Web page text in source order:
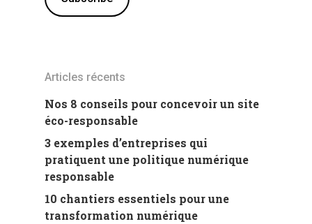
Articles récents
Nos 8 conseils pour concevoir un site
éco-responsable
3 exemples d’entreprises qui
pratiquent une politique numérique
responsable
10 chantiers essentiels pour une
transformation numérique